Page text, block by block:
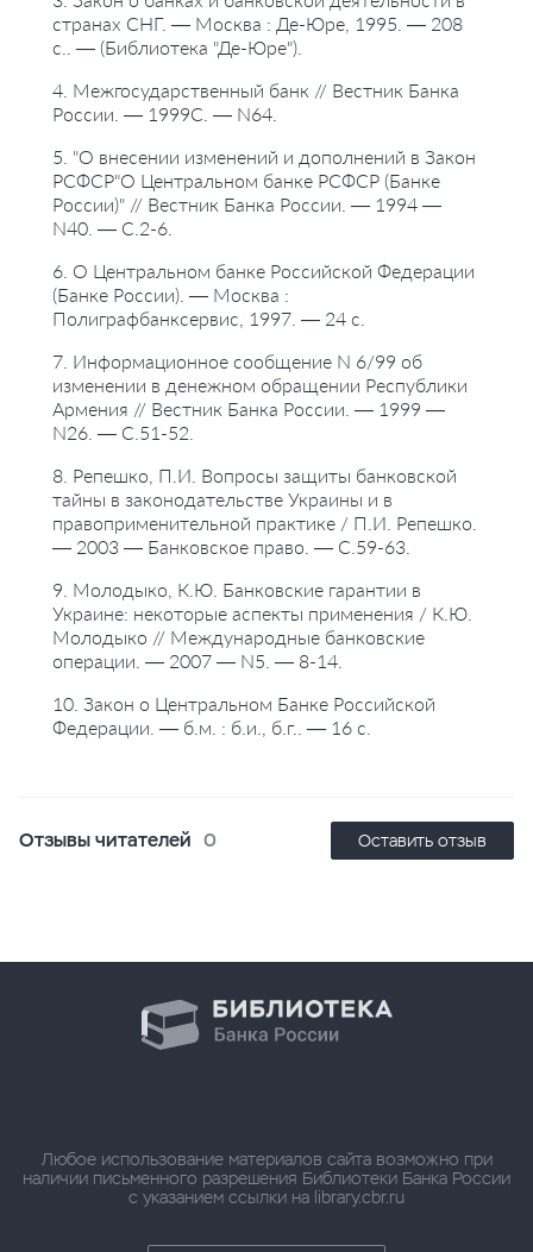
странах СНГ. — Москва : Де-Юре, 1995. — 208
с.. — (Библиотека "Де-Юре").
4. Межгосударственный банк // Вестник Банка
России. — 1999C. — N64.
5. "О внесении изменений и дополнений в Закон
РСФСР"О Центральном банке РСФСР (Банке
России)" // Вестник Банка России. — 1994 —
N40. — С.2-6.
6. О Центральном банке Российской Федерации
(Банке России). — Москва :
Полиграфбанксервис, 1997. — 24 с.
7. Информационное сообщение N 6/99 об
изменении в денежном обращении Республики
Армения // Вестник Банка России. — 1999 —
N26. — С.51-52.
8. Репешко, П.И. Вопросы защиты банковской
тайны в законодательстве Украины и в
правоприменительной практике / П.И. Репешко.
— 2003 — Банковское право. — С.59-63.
9. Молодыко, К.Ю. Банковские гарантии в
Украине: некоторые аспекты применения / К.Ю.
Молодыко // Международные банковские
операции. — 2007 — N5. — 8-14.
10. Закон о Центральном Банке Российской
Федерации. — б.м. : б.и., б.г.. — 16 с.
Отзывы читателей 0 Оставить отзыв
Любое использование материалов сайта возможно при
наличии письменного разрешения Библиотеки Банка России
с указанием ссылки на library.cbr.ru